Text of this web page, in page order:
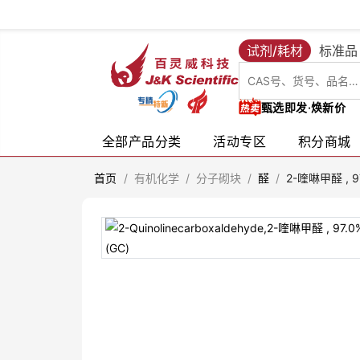
试剂/耗材 标准品
甄选即发·焕新价
全部产品分类 活动专区 积分商城
首页 / 有机化学 / 分子砌块 / 醛 / 2-喹啉甲醛 ,